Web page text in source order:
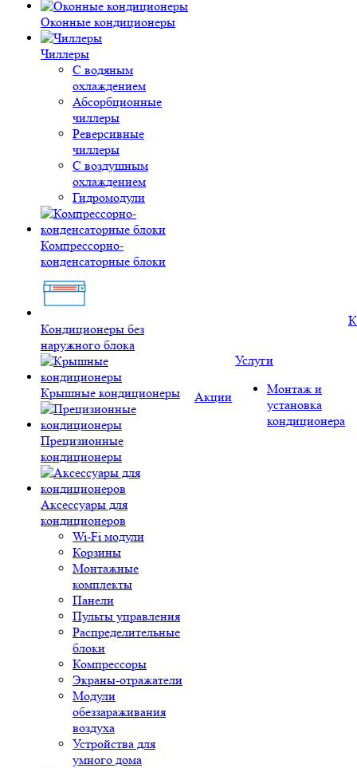
Оконные кондиционеры
Чиллеры
С водяным
охлаждением
Абсорбционные
чиллеры
Реверсивные
чиллеры
С воздушным
охлаждением
Гидромодули
Компрессорно-
конденсаторные блоки
Кондиционеры без
наружного блока
Крышные кондиционеры
Прецизионные
кондиционеры
Аксессуары для
кондиционеров
Wi-Fi модули
Корзины
Монтажные
комплекты
Панели
Пульты управления
Распределительные
блоки
Компрессоры
Экраны-отражатели
Модули
обеззараживания
воздуха
Устройства для
умного дома
Акции
Услуги
Монтаж и
установка
кондиционера